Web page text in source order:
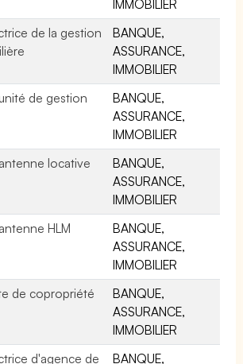
IMMOBILIER
de la gestion
BANQUE,
ASSURANCE,
IMMOBILIER
de gestion
BANQUE,
ASSURANCE,
IMMOBILIER
locative
BANQUE,
ASSURANCE,
IMMOBILIER
HLM
BANQUE,
ASSURANCE,
IMMOBILIER
de copropriété
BANQUE,
ASSURANCE,
IMMOBILIER
d'agence de
BANQUE,